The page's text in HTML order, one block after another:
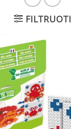
FILTRUOTI